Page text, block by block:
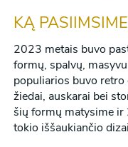
KĄ
2023 metais buvo
formų, spalvų,
populiarios buvo
žiedai, auskarai bei
šių formų matysime
tokio iššaukiančio